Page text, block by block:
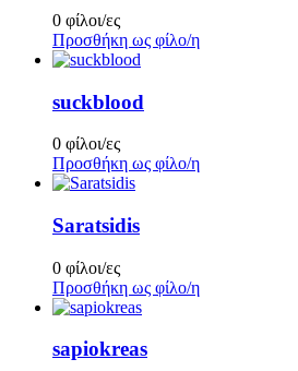
0 φίλοι/ες
Προσθήκη ως φίλο/η
suckblood
0 φίλοι/ες
Προσθήκη ως φίλο/η
Saratsidis
0 φίλοι/ες
Προσθήκη ως φίλο/η
sapiokreas